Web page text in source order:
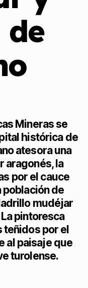
de
Mineras se
histórica de
atesora una
aragonés, la
por el cauce
población de
mudéjar
pintoresca
teñidos por el
al paisaje que
turolense.